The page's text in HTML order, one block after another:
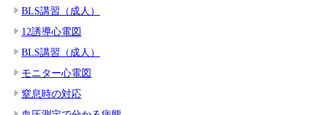
BLS講習（成人）
12誘導心電図
BLS講習（成人）
モニター心電図
窒息時の対応